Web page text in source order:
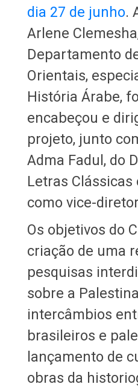
dia 27 de junho.
Arlene
Departamento
Orientais,
História Árabe,
encabeçou e
projeto, junto
Adma Fadul, do
Letras Clássicas
como vice-
Os objetivos do
criação de uma
pesquisas
sobre a
intercâmbios
brasileiros e
lançamento de
obras da